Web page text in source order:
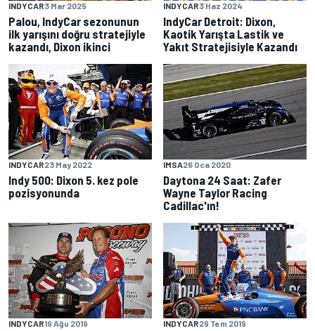
INDYCAR3 Mar 2025
Palou, IndyCar sezonunun
ilk yarışını doğru stratejiyle
kazandı, Dixon ikinci
INDYCAR3 Haz 2024
IndyCar Detroit: Dixon,
Kaotik Yarışta Lastik ve
Yakıt Stratejisiyle Kazandı
INDYCAR23 May 2022
Indy 500: Dixon 5. kez pole
pozisyonunda
IMSA26 Oca 2020
Daytona 24 Saat: Zafer
Wayne Taylor Racing
Cadillac'ın!
INDYCAR19 Ağu 2019 INDYCAR29 Tem 2019